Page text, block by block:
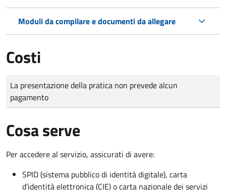
Moduli da compilare e documenti da allegare
Costi
Tipo di pagamento
Importo
La presentazione della pratica non prevede alcun
pagamento
Cosa serve
Per accedere al servizio, assicurati di avere:
SPID (sistema pubblico di identità digitale), carta
d’identità elettronica (CIE) o carta nazionale dei servizi